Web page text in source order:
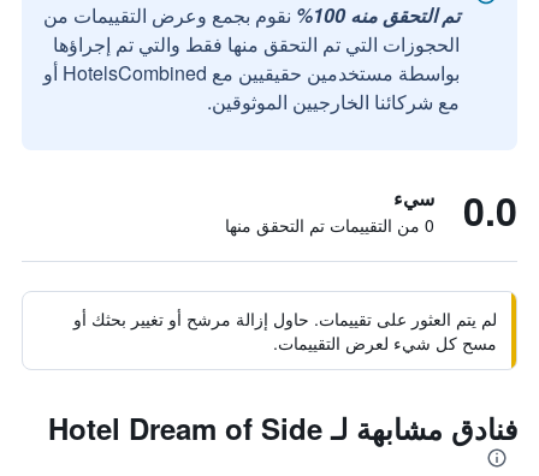
تم التحقق منه 100%
نقوم بجمع وعرض التقييمات من
الحجوزات التي تم التحقق منها فقط والتي تم إجراؤها
بواسطة مستخدمين حقيقيين مع HotelsCombined أو
مع شركائنا الخارجيين الموثوقين.
0.0 سيء
0 من التقييمات تم التحقق منها
لم يتم العثور على تقييمات. حاول إزالة مرشح أو تغيير بحثك أو
مسح كل شيء لعرض التقييمات.
فنادق مشابهة لـ Hotel Dream of Side